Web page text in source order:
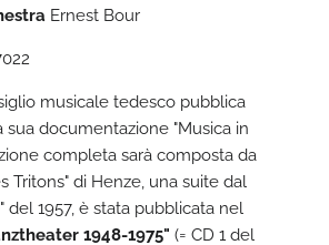
Ernest Bour
musicale tedesco pubblica
documentazione "Musica in
completa sarà composta da
Tritons" di Henze, una suite dal
del 1957, è stata pubblicata nel
1948-1975" (= CD 1 del